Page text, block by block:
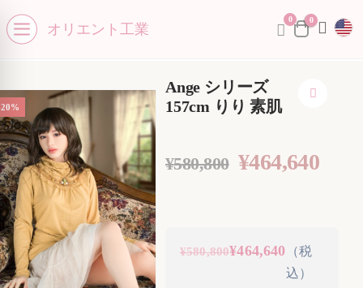
Open menuオリエント工業
0 0
menu
Ange シリーズ
157cm りり 素肌
¥580,800 ¥464,640
¥580,800¥464,640 （税
込）